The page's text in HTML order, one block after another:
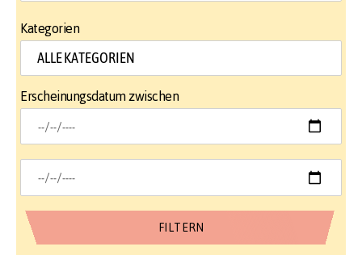
Kategorien
Erscheinungsdatum zwischen